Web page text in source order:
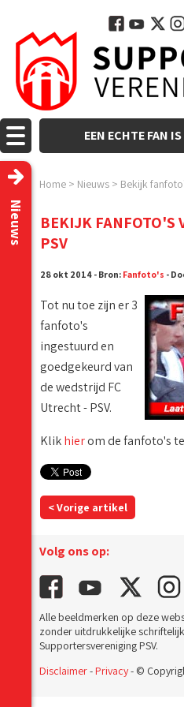
EEN ECHTE FAN
Home > Nieuws > Bekijk
Nieuws
BEKIJK FANFOTO'S
PSV
28 okt 2014 - Bron: Fanfoto's -
Tot nu toe zijn er 3
fanfoto's
ingestuurd en
goedgekeurd van
de wedstrijd FC
Utrecht - PSV.
Klikhierom de fanfoto's
< Vorige artikel
Volg ons op:
Alle beeldmerken op deze
zonder uitdrukkelijke
Supportersvereniging PSV.
Disclaimer-Privacy- ©